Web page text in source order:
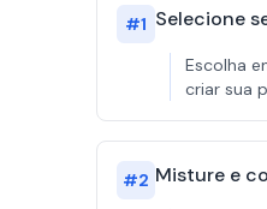
#1 Selecione
Escolha
criar sua
#2 Misture e